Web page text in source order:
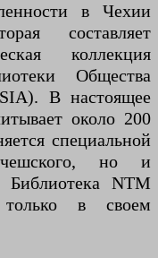
в Чехии
составляет
коллекция
Общества
В настоящее
около 200
специальной
но и
Библиотека NTM
в своем